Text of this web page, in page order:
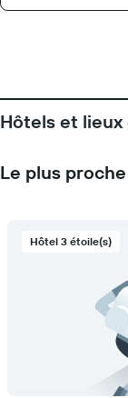
Hôtels et
Le plus proche
Hôtel 3 étoile(s)